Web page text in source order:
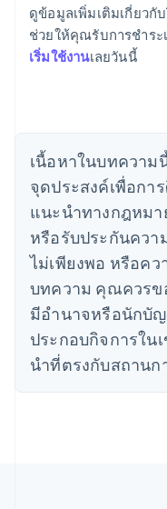
ดูข้อมูลเพิ่มเติมเกี่ยวกั
ช่วยให้คุณรับการชำร
เริ่มใช้งานเลยวันนี้
เนื้อหาในบทความ
จุดประสงค์เพื่อกา
แนะนําทางกฎหมา
หรือรับประกันคว
ไม่เพียงพอ หรือค
บทความ คุณควรข
มีอํานาจหรือนักบั
ประกอบกิจการใน
นําที่ตรงกับสถาน
English 简体中文
แคนาดา
English Français
โครเอเชีย
ไซปรัส
English
ญี่ปุ่น
日本語English
เดนมาร์ก
ไทย
ไทย English
นอร์เวย์
English
นิวซีแลนด์
English
เนเธอร์แลนด์
NederlandsEnglish
บราซิล